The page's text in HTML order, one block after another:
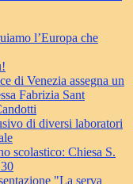
l’Europa che
di Venezia assegna un
Fabrizia Sant
di diversi laboratori
scolastico: Chiesa S.
"La serva